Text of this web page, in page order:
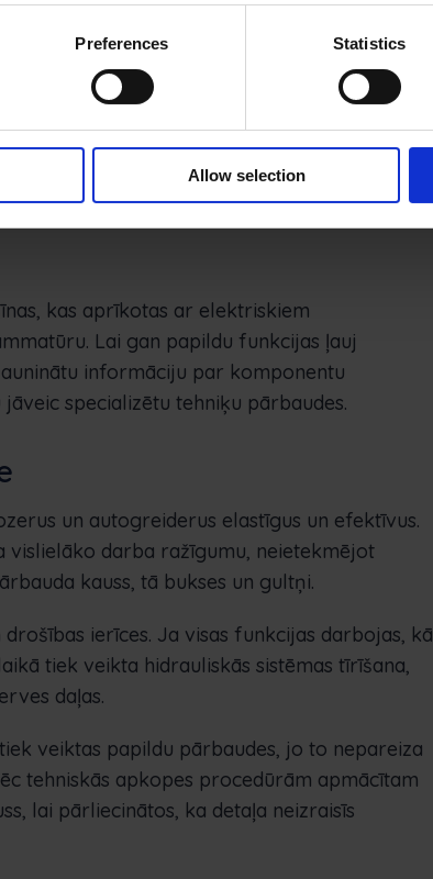
Preferences Statistics
Allow selection
un asu akmeņu. Šie iebrucēji bojā riepas, un,
virsbūvi.
ir svarīgi, lai riepas un riteņu
gan šo mašīnu drošību, gan efektivitāti.
un citas pārbaudes, šie komponenti
kas aprīkotas ar elektriskiem
Lai gan papildu funkcijas ļauj
informāciju par komponentu
specializētu tehniķu pārbaudes.
un autogreiderus elastīgus un efektīvus.
vislielāko darba ražīgumu, neietekmējot
kauss, tā bukses un gultņi.
ierīces. Ja visas funkcijas darbojas, kā
tiek veikta hidrauliskās sistēmas tīrīšana,
daļas.
veiktas papildu pārbaudes, jo to nepareiza
tehniskās apkopes procedūrām apmācītam
lai pārliecinātos, ka detaļa neizraisīs